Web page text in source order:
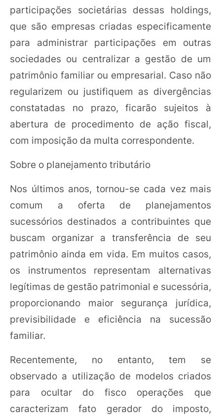
participações societárias dessas holdings,
que são empresas criadas especificamente
para administrar participações em outras
sociedades ou centralizar a gestão de um
patrimônio familiar ou empresarial. Caso não
regularizem ou justifiquem as divergências
constatadas no prazo, ficarão sujeitos à
abertura de procedimento de ação fiscal,
com imposição da multa correspondente.
Sobre o planejamento tributário
Nos últimos anos, tornou-se cada vez mais
comum a oferta de planejamentos
sucessórios destinados a contribuintes que
buscam organizar a transferência de seu
patrimônio ainda em vida. Em muitos casos,
os instrumentos representam alternativas
legítimas de gestão patrimonial e sucessória,
proporcionando maior segurança jurídica,
previsibilidade e eficiência na sucessão
familiar.
Recentemente, no entanto, tem se
observado a utilização de modelos criados
para ocultar do fisco operações que
caracterizam fato gerador do imposto,